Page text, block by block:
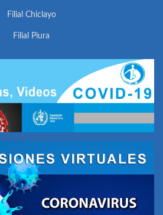
Filial Chiclayo
Filial Piura